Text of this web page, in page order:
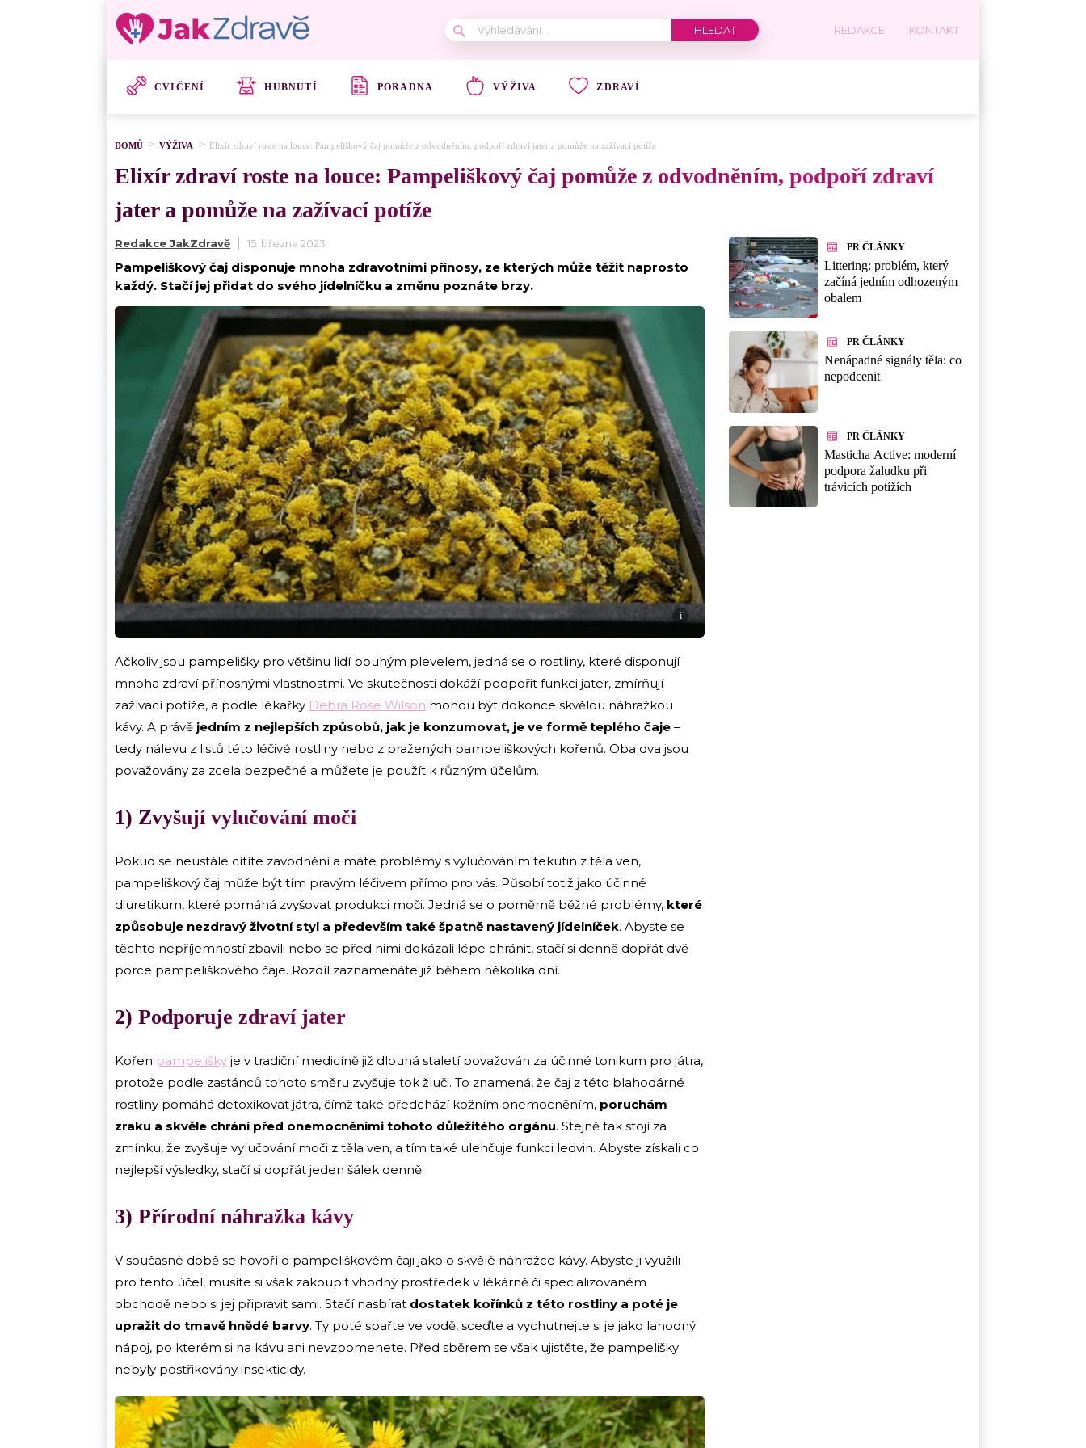
REDAKCE KONTAKT
CVIČENÍ HUBNUTÍ PORADNA VÝŽIVA ZDRAVÍ
DOMŮ VÝŽIVA Elixír zdraví roste na louce: Pampeliškový čaj pomůže z odvodněním, podpoří zdraví jater a pomůže na zažívací potíže
Elixír zdraví roste na louce: Pampeliškový čaj pomůže z odvodněním, podpoří zdraví
jater a pomůže na zažívací potíže
Redakce JakZdravě 15. března 2023
Pampeliškový čaj disponuje mnoha zdravotními přínosy, ze kterých může těžit naprosto
každý. Stačí jej přidat do svého jídelníčku a změnu poznáte brzy.
i
Ačkoliv jsou pampelišky pro většinu lidí pouhým plevelem, jedná se o rostliny, které disponují
mnoha zdraví přínosnými vlastnostmi. Ve skutečnosti dokáží podpořit funkci jater, zmírňují
zažívací potíže, a podle lékařky Debra Rose Wilson mohou být dokonce skvělou náhražkou
kávy. A právě jedním z nejlepších způsobů, jak je konzumovat, je ve formě teplého čaje –
tedy nálevu z listů této léčivé rostliny nebo z pražených pampeliškových kořenů. Oba dva jsou
považovány za zcela bezpečné a můžete je použít k různým účelům.
1) Zvyšují vylučování moči
Pokud se neustále cítíte zavodnění a máte problémy s vylučováním tekutin z těla ven,
pampeliškový čaj může být tím pravým léčivem přímo pro vás. Působí totiž jako účinné
diuretikum, které pomáhá zvyšovat produkci moči. Jedná se o poměrně běžné problémy, které
způsobuje nezdravý životní styl a především také špatně nastavený jídelníček. Abyste se
těchto nepříjemností zbavili nebo se před nimi dokázali lépe chránit, stačí si denně dopřát dvě
porce pampeliškového čaje. Rozdíl zaznamenáte již během několika dní.
2) Podporuje zdraví jater
Kořen pampelišky je v tradiční medicíně již dlouhá staletí považován za účinné tonikum pro játra,
protože podle zastánců tohoto směru zvyšuje tok žluči. To znamená, že čaj z této blahodárné
rostliny pomáhá detoxikovat játra, čímž také předchází kožním onemocněním, poruchám
zraku a skvěle chrání před onemocněními tohoto důležitého orgánu. Stejně tak stojí za
zmínku, že zvyšuje vylučování moči z těla ven, a tím také ulehčuje funkci ledvin. Abyste získali co
nejlepší výsledky, stačí si dopřát jeden šálek denně.
3) Přírodní náhražka kávy
V současné době se hovoří o pampeliškovém čaji jako o skvělé náhražce kávy. Abyste ji využili
pro tento účel, musíte si však zakoupit vhodný prostředek v lékárně či specializovaném
obchodě nebo si jej připravit sami. Stačí nasbírat dostatek kořínků z této rostliny a poté je
upražit do tmavě hnědé barvy. Ty poté spařte ve vodě, sceďte a vychutnejte si je jako lahodný
nápoj, po kterém si na kávu ani nevzpomenete. Před sběrem se však ujistěte, že pampelišky
nebyly postřikovány insekticidy.
PR ČLÁNKY
Littering: problém, který
začíná jedním odhozeným
obalem
PR ČLÁNKY
Nenápadné signály těla: co
nepodcenit
PR ČLÁNKY
Masticha Active: moderní
podpora žaludku při
trávicích potížích